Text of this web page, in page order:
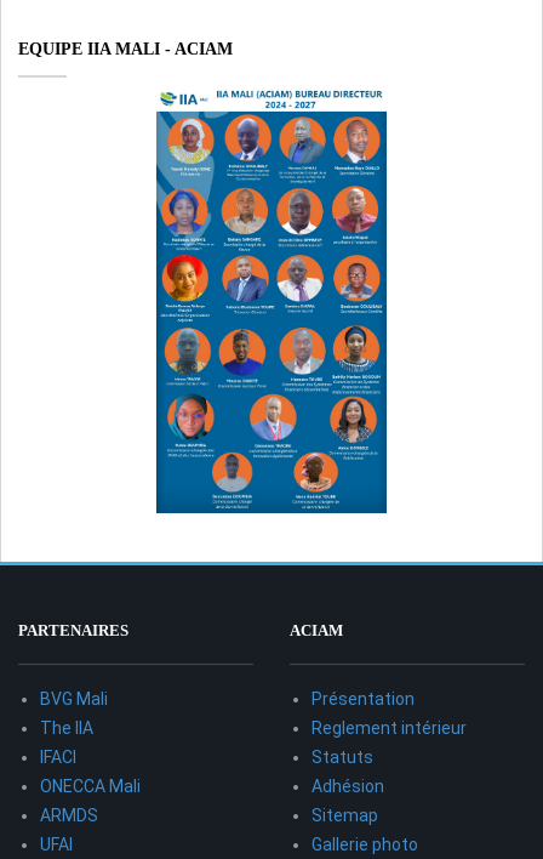
EQUIPE IIA MALI - ACIAM
PARTENAIRES
BVG Mali
The IIA
IFACI
ONECCA Mali
ARMDS
UFAI
ACIAM
Présentation
Reglement intérieur
Statuts
Adhésion
Sitemap
Gallerie photo